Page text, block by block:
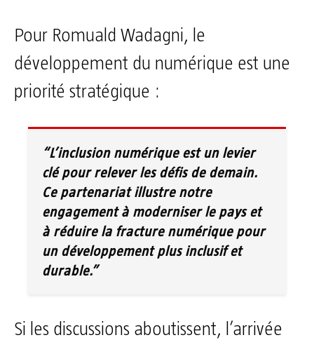
Pour Romuald Wadagni, le
développement du numérique est une
priorité stratégique :
“L’inclusion numérique est un levier
clé pour relever les défis de demain.
Ce partenariat illustre notre
engagement à moderniser le pays et
à réduire la fracture numérique pour
un développement plus inclusif et
durable.”
Si les discussions aboutissent, l’arrivée